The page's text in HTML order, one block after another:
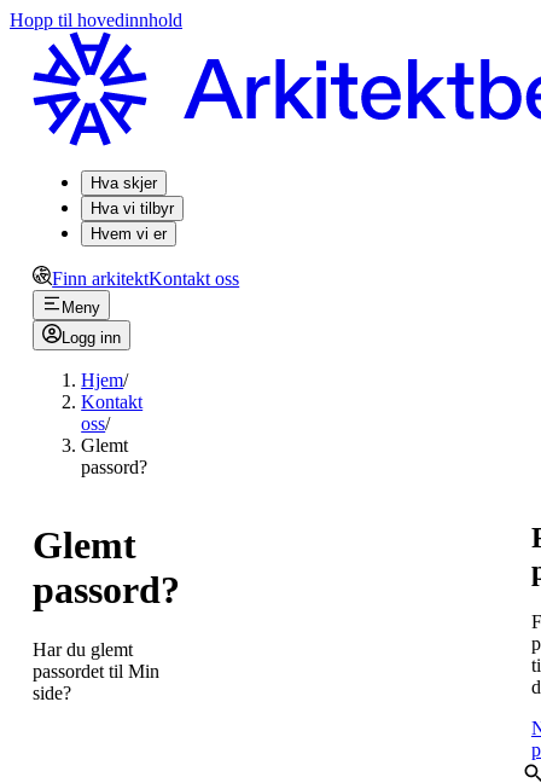
Hopp til hovedinnhold
Hva skjer
Hva vi tilbyr
Hvem vi er
Finn arkitektKontakt oss
Meny
Logg inn
Hjem/
Kontakt
oss/
Glemt
passord?
Glemt
passord?
Har du glemt
passordet til Min
side?